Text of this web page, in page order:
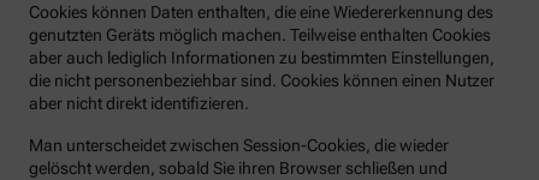
Cookies können Daten enthalten, die eine Wiedererkennung des
genutzten Geräts möglich machen. Teilweise enthalten Cookies
aber auch lediglich Informationen zu bestimmten Einstellungen,
die nicht personenbeziehbar sind. Cookies können einen Nutzer
aber nicht direkt identifizieren.
Man unterscheidet zwischen Session-Cookies, die wieder
gelöscht werden, sobald Sie ihren Browser schließen und